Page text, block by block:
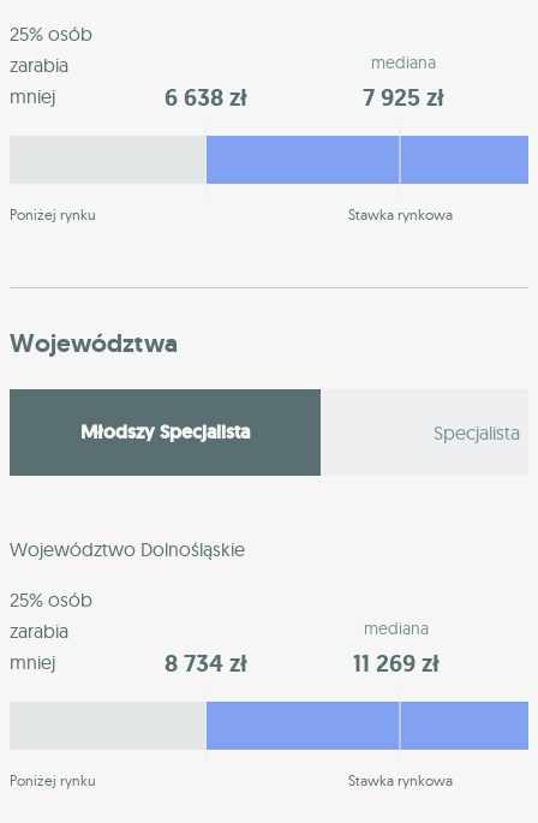
25% osób
zarabia
mniej
6 638 zł
mediana
7 925 zł
Poniżej rynku Stawka rynkowa
Województwa
Młodszy Specjalista Specjalista
Województwo Dolnośląskie
25% osób
zarabia
mniej
8 734 zł
mediana
11 269 zł
Poniżej rynku Stawka rynkowa